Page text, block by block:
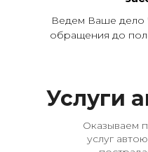
Ведем Ваше дело
обращения до
Услуги
Оказываем
услуг